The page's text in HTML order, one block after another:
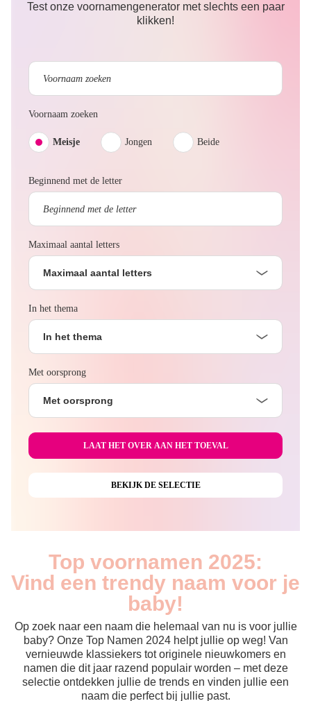
Test onze voornamengenerator met slechts een paar
klikken!
Voornaam zoeken
Meisje Jongen Beide
Beginnend met de letter
Maximaal aantal letters
Maximaal aantal letters
In het thema
In het thema
Met oorsprong
Met oorsprong
Top voornamen 2025:
Vind een trendy naam voor je
baby!
Op zoek naar een naam die helemaal van nu is voor jullie
baby? Onze Top Namen 2024 helpt jullie op weg! Van
vernieuwde klassiekers tot originele nieuwkomers en
namen die dit jaar razend populair worden – met deze
selectie ontdekken jullie de trends en vinden jullie een
naam die perfect bij jullie past.